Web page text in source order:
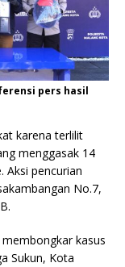
pers hasil
karena terlilit
menggasak 14
Aksi pencurian
No.7,
kasus
Sukun, Kota